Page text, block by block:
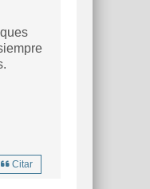
Citar